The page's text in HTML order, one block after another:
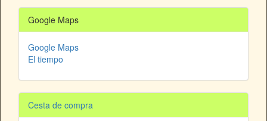
Google Maps
Google Maps
El tiempo
Cesta de compra